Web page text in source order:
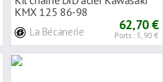
KMX 125 86-98
La Bécanerie 62,70 €
Ports : 5,90 €